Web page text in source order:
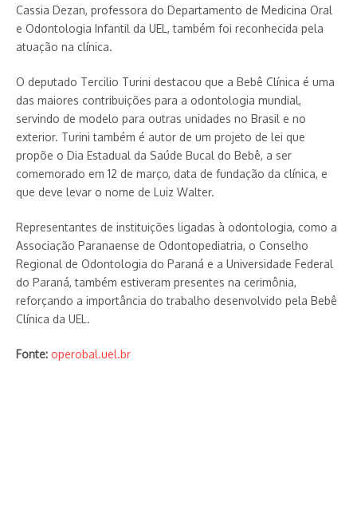
Cassia Dezan, professora do Departamento de Medicina Oral
e Odontologia Infantil da UEL, também foi reconhecida pela
atuação na clínica.
O deputado Tercilio Turini destacou que a Bebê Clínica é uma
das maiores contribuições para a odontologia mundial,
servindo de modelo para outras unidades no Brasil e no
exterior. Turini também é autor de um projeto de lei que
propõe o Dia Estadual da Saúde Bucal do Bebê, a ser
comemorado em 12 de março, data de fundação da clínica, e
que deve levar o nome de Luiz Walter.
Representantes de instituições ligadas à odontologia, como a
Associação Paranaense de Odontopediatria, o Conselho
Regional de Odontologia do Paraná e a Universidade Federal
do Paraná, também estiveram presentes na cerimônia,
reforçando a importância do trabalho desenvolvido pela Bebê
Clínica da UEL.
Fonte: operobal.uel.br